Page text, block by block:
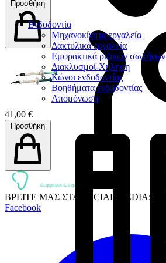
Ενδοδοντία
Μηχανοκίνητα εργαλεία
Δακτυλικά εργαλεία
Εμφρακτικά ριζικών σωλήνων
Διακλυσμοί-Χήληση
Κώνοι ενδοδοντίας
Βοηθήματα ενδοδοντίας
Απομόνωση
Προσθήκη
41,00 €
Προσθήκη
ΒΡΕΙΤΕ ΜΑΣ ΣΤΑ SOCIAL MEDIA:
Facebook